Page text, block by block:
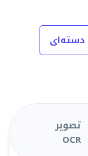
تصویر
OCR